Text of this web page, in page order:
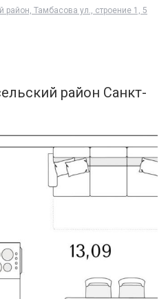
район, Тамбасова ул., строение 1, 5
район Санкт-